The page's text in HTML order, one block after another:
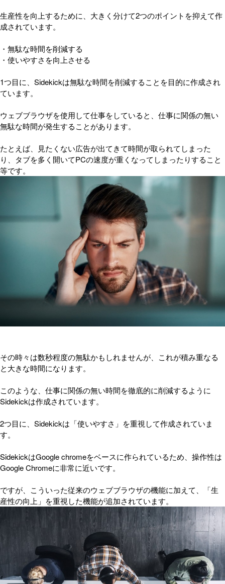
生産性を向上するために、大きく分けて2つのポイントを抑えて作
成されています。
・無駄な時間を削減する
・使いやすさを向上させる
1つ目に、Sidekickは無駄な時間を削減することを目的に作成され
ています。
ウェブブラウザを使用して仕事をしていると、仕事に関係の無い
無駄な時間が発生することがあります。
たとえば、見たくない広告が出てきて時間が取られてしまった
り、タブを多く開いてPCの速度が重くなってしまったりすること
等です。
その時々は数秒程度の無駄かもしれませんが、これが積み重なる
と大きな時間になります。
このような、仕事に関係の無い時間を徹底的に削減するように
Sidekickは作成されています。
2つ目に、Sidekickは「使いやすさ」を重視して作成されていま
す。
SidekickはGoogle chromeをベースに作られているため、操作性は
Google Chromeに非常に近いです。
ですが、こういった従来のウェブブラウザの機能に加えて、「生
産性の向上」を重視した機能が追加されています。